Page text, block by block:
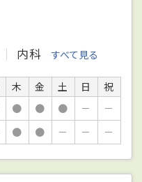
内科 すべて見る
木 金 土 日
祝
● ● ● －
－
● ● － － －